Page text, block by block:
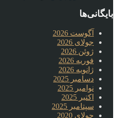
بایگانی‌ها
آگوست 2026
جولای 2026
ژوئن 2026
فوریه 2026
ژانویه 2026
دسامبر 2025
نوامبر 2025
اکتبر 2025
سپتامبر 2025
جولای 2020